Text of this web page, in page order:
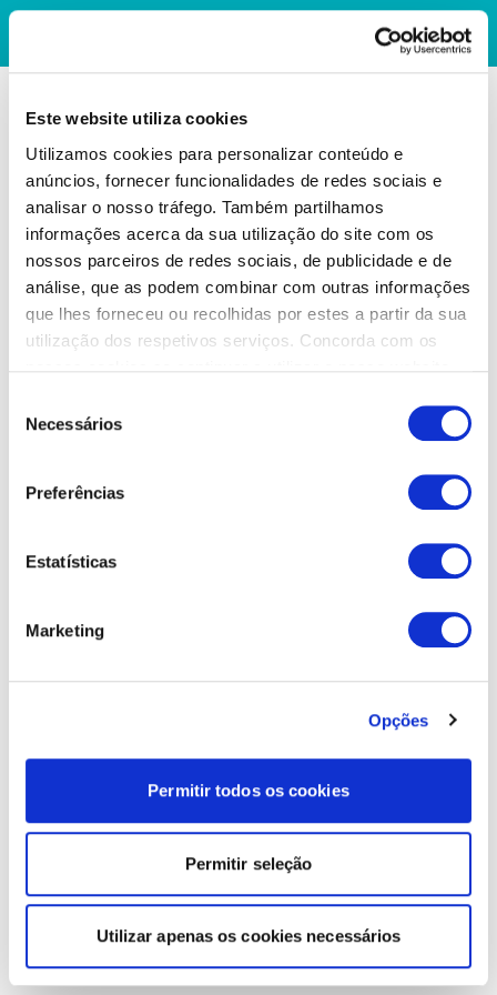
Este website utiliza cookies
Utilizamos cookies para personalizar conteúdo e
anúncios, fornecer funcionalidades de redes sociais e
analisar o nosso tráfego. Também partilhamos
informações acerca da sua utilização do site com os
nossos parceiros de redes sociais, de publicidade e de
análise, que as podem combinar com outras informações
que lhes forneceu ou recolhidas por estes a partir da sua
utilização dos respetivos serviços. Concorda com os
Necessários
Preferências
Estatísticas
Marketing
Opções
Permitir todos os cookies
Permitir seleção
Utilizar apenas os cookies necessários